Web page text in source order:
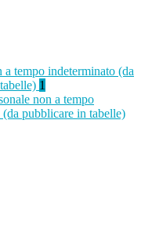
a tempo indeterminato (da
1
non a tempo
pubblicare in tabelle)